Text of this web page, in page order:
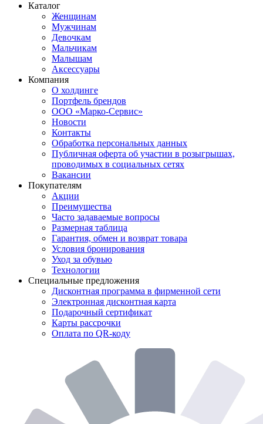
Каталог
Женщинам
Мужчинам
Девочкам
Мальчикам
Малышам
Аксессуары
Компания
О холдинге
Портфель брендов
ООО «Марко-Сервис»
Новости
Контакты
Обработка персональных данных
Публичная оферта об участии в розыгрышах,
проводимых в социальных сетях
Вакансии
Покупателям
Акции
Преимущества
Часто задаваемые вопросы
Размерная таблица
Гарантия, обмен и возврат товара
Условия бронирования
Уход за обувью
Технологии
Специальные предложения
Дисконтная программа в фирменной сети
Электронная дисконтная карта
Подарочный сертификат
Карты рассрочки
Оплата по QR-коду